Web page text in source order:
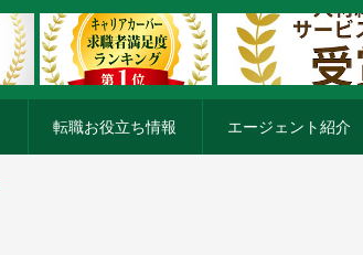
転職お役立ち情報 エージェント紹介